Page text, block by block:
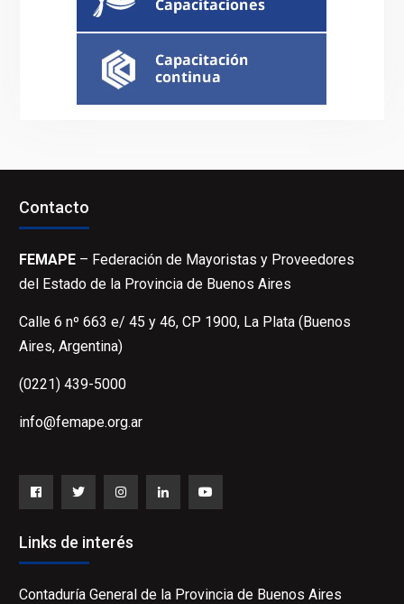
Contacto
FEMAPE – Federación de Mayoristas y Proveedores
del Estado de la Provincia de Buenos Aires
Calle 6 nº 663 e/ 45 y 46, CP 1900, La Plata (Buenos
Aires, Argentina)
(0221) 439-5000
info@femape.org.ar
Links de interés
Contaduría General de la Provincia de Buenos Aires